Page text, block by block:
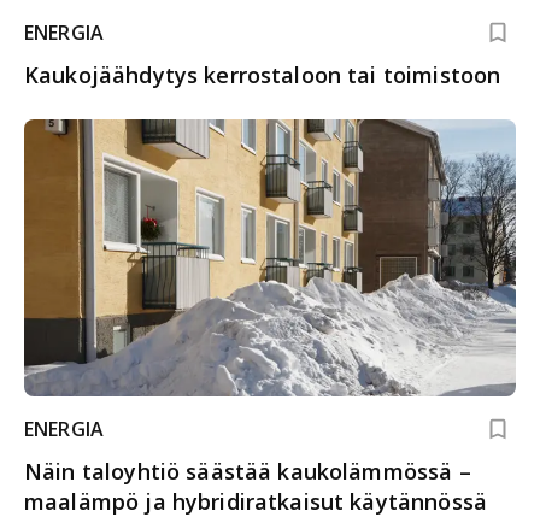
ENERGIA
Kaukojäähdytys kerrostaloon tai toimistoon
ENERGIA
Näin taloyhtiö säästää kaukolämmössä –
maalämpö ja hybridiratkaisut käytännössä